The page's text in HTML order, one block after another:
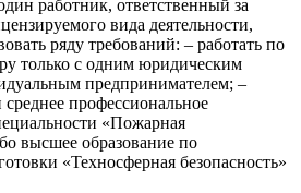
работник, ответственный за
вида деятельности,
ряду требований: – работать по
только с одним юридическим
предпринимателем; –
профессиональное
«Пожарная
высшее образование по
«Техносферная безопасность»